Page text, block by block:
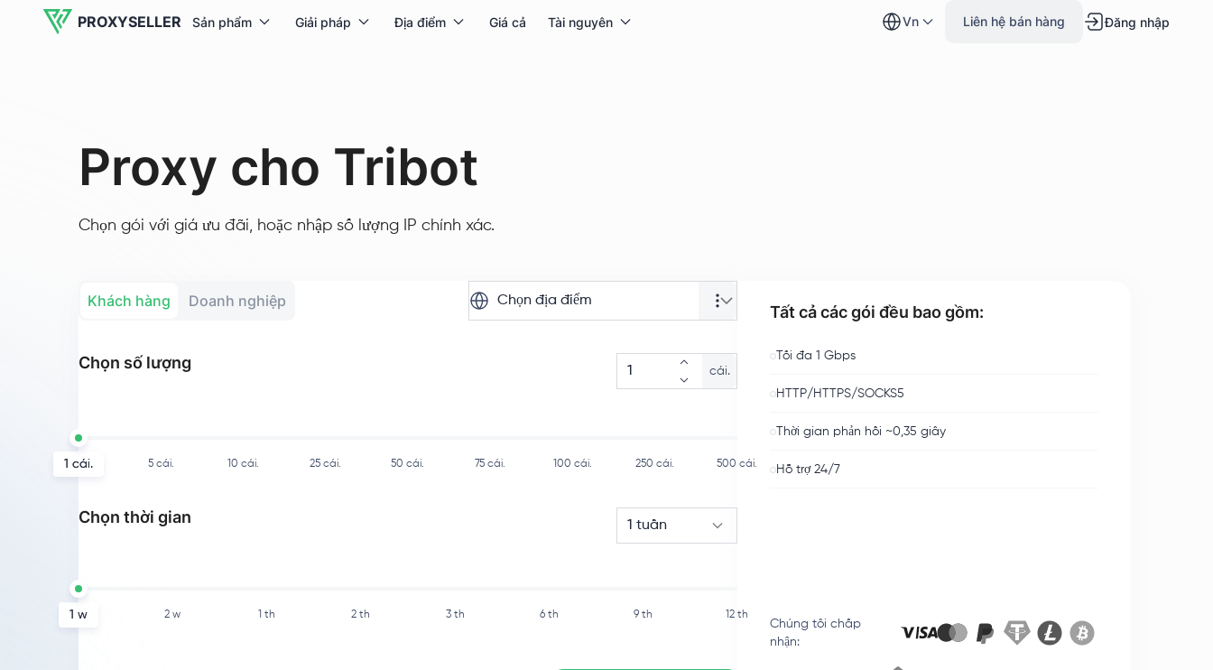
PROXYSELLER Sản phẩm Giải pháp Địa điểm Giá cả Tài nguyên vn Liên hệ bán hàng Đăng nhập
Proxy cho Tribot
Chọn gói với giá ưu đãi, hoặc nhập số lượng IP chính xác.
Khách hàng Doanh nghiệp Chọn địa điểm
Chọn số lượng cái.
1 cái. 5 cái. 10 cái. 25 cái. 50 cái. 75 cái. 100 cái. 250 cái. 500 cái.
Chọn thời gian 1 tuần
1 w 2 w 1 th 2 th 3 th 6 th 9 th 12 th
Tất cả các gói đều bao gồm:
Tối đa 1 Gbps
HTTP/HTTPS/SOCKS5
Thời gian phản hồi ~0,35 giây
Hỗ trợ 24/7
Chúng tôi chấp
nhận: